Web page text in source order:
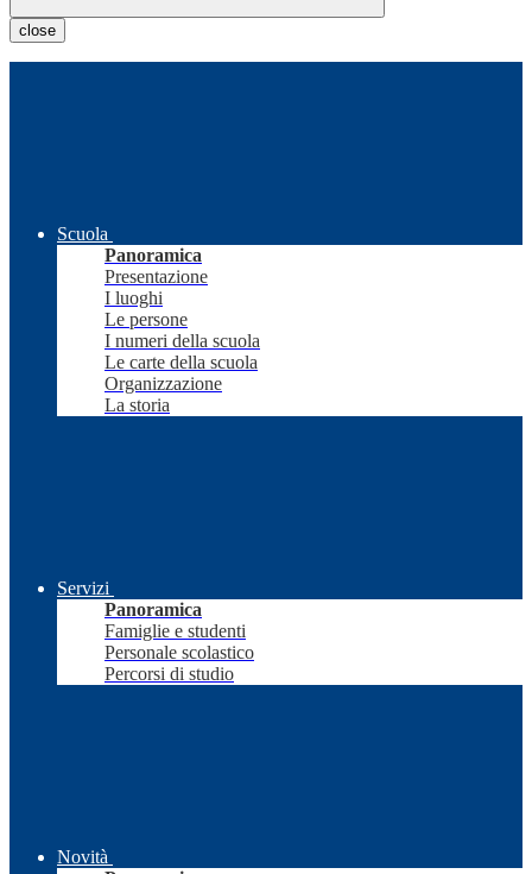
close
Scuola
Panoramica
Presentazione
I luoghi
Le persone
I numeri della scuola
Le carte della scuola
Organizzazione
La storia
Servizi
Panoramica
Famiglie e studenti
Personale scolastico
Percorsi di studio
Novità